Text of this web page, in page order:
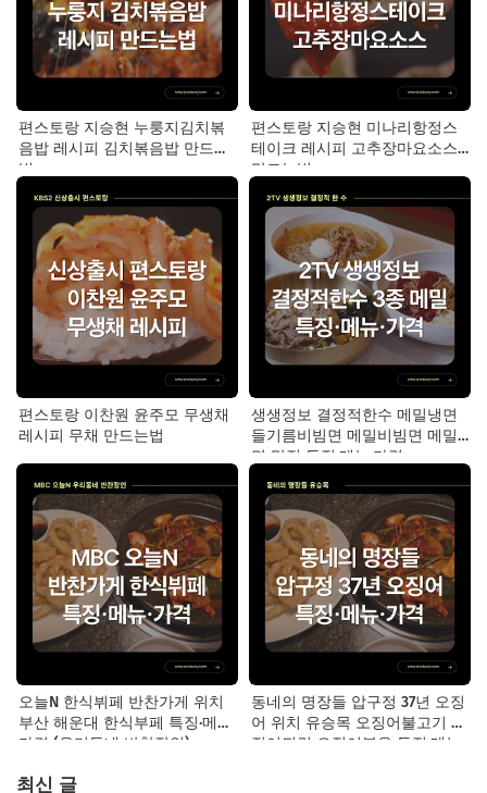
편스토랑 지승현 누룽지김치볶
음밥 레시피 김치볶음밥 만드는
법
편스토랑 지승현 미나리항정스
테이크 레시피 고추장마요소스
만드는법
편스토랑 이찬원 윤주모 무생채
레시피 무채 만드는법
생생정보 결정적한수 메밀냉면
들기름비빔면 메밀비빔면 메밀
면 맛집 특징·메뉴·가격
오늘N 한식뷔페 반찬가게 위치
부산 해운대 한식부페 특징·메뉴·
가격 (우리동네 반찬장인)
동네의 명장들 압구정 37년 오징
어 위치 유승목 오징어불고기 오
징어튀김 오징어볶음 특징·메뉴·
최신 글